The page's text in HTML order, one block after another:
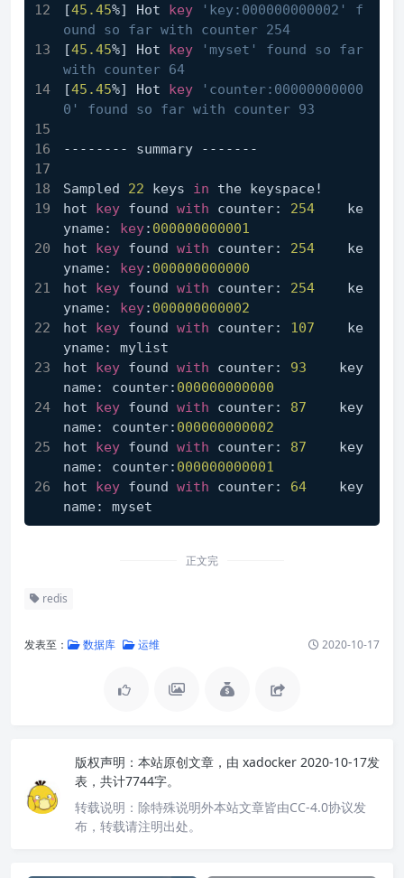
[45.45%] Hot key
'key:000000000002' f
ound so far with counter 254
[45.45%] Hot key
'myset' found so far
with counter 64
[45.45%] Hot key
'counter:00000000000
0' found so far with counter 93
-------- summary -------
Sampled 22 keys in the keyspace!
hot key found with counter: 254
    ke
yname: key: 000000000001
hot key found with counter: 254
    ke
yname: key: 000000000000
hot key found with counter: 254
    ke
yname: key: 000000000002
hot key found with counter: 107
    ke
yname: mylist
hot key found with counter: 93
    key
name: counter: 000000000000
hot key found with counter: 87
    key
name: counter: 000000000002
hot key found with counter: 87
    key
name: counter: 000000000001
hot key found with counter: 64
    key
name: myset
正文完
redis
发表至： 数据库 运维 2020-10-17
版权声明： 本站原创文章，由 xadocker 2020-10-17发
表，共计7744字。
转载说明： 除特殊说明外本站文章皆由CC-4.0协议发
布，转载请注明出处。